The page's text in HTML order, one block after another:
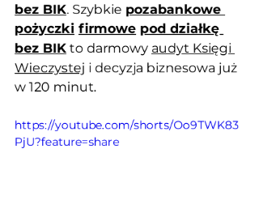
bez BIK. Szybkie pozabankowe
pożyczki firmowe pod działkę
bez BIK to darmowy audyt Księgi
Wieczystej i decyzja biznesowa już
w 120 minut.
https://youtube.com/shorts/Oo9TWK83
PjU?feature=share